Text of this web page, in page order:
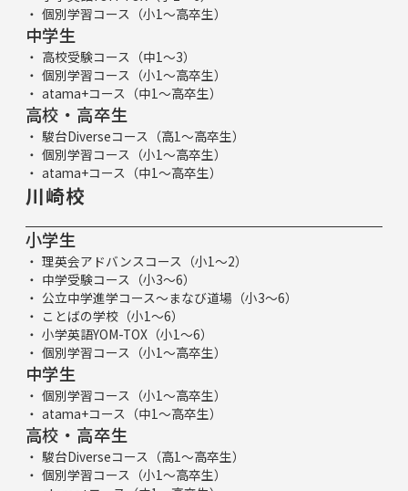
個別学習コース（小1～高卒生）
中学生
高校受験コース（中1～3）
個別学習コース（小1～高卒生）
atama+コース（中1～高卒生）
高校・高卒生
駿台Diverseコース（高1～高卒生）
個別学習コース（小1～高卒生）
atama+コース（中1～高卒生）
川崎校
小学生
理英会アドバンスコース（小1～2）
中学受験コース（小3～6）
公立中学進学コース～まなび道場（小3～6）
ことばの学校（小1～6）
小学英語YOM-TOX（小1～6）
個別学習コース（小1～高卒生）
中学生
個別学習コース（小1～高卒生）
atama+コース（中1～高卒生）
高校・高卒生
駿台Diverseコース（高1～高卒生）
個別学習コース（小1～高卒生）